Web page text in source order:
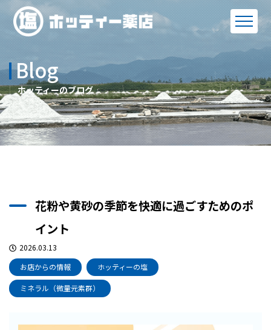
Blog
ホッティーのブログ
花粉や黄砂の季節を快適に過ごすためのポ
イント
2026.03.13
お店からの情報
ホッティーの塩
ミネラル（微量元素群）